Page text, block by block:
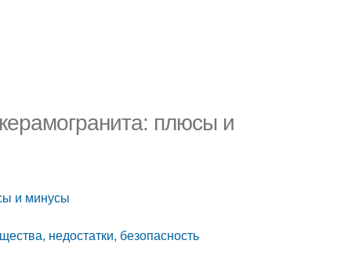
плюсы и
и минусы
недостатки, безопасность